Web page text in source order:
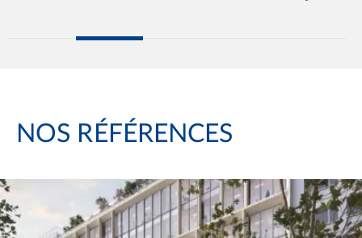
NOS RÉFÉRENCES